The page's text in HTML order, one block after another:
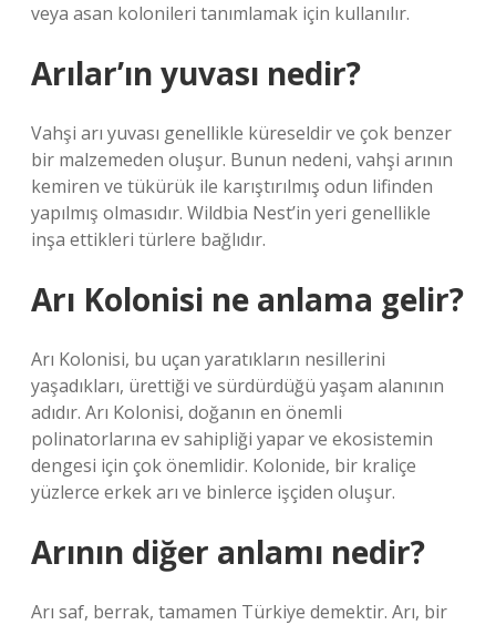
veya asan kolonileri tanımlamak için kullanılır.
Arılar’ın yuvası nedir?
Vahşi arı yuvası genellikle küreseldir ve çok benzer
bir malzemeden oluşur. Bunun nedeni, vahşi arının
kemiren ve tükürük ile karıştırılmış odun lifinden
yapılmış olmasıdır. Wildbia Nest’in yeri genellikle
inşa ettikleri türlere bağlıdır.
Arı Kolonisi ne anlama gelir?
Arı Kolonisi, bu uçan yaratıkların nesillerini
yaşadıkları, ürettiği ve sürdürdüğü yaşam alanının
adıdır. Arı Kolonisi, doğanın en önemli
polinatorlarına ev sahipliği yapar ve ekosistemin
dengesi için çok önemlidir. Kolonide, bir kraliçe
yüzlerce erkek arı ve binlerce işçiden oluşur.
Arının diğer anlamı nedir?
Arı saf, berrak, tamamen Türkiye demektir. Arı, bir